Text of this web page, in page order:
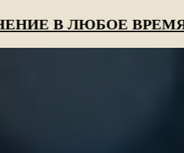
ЛЮБОЕ ВРЕМЯ ГОДА